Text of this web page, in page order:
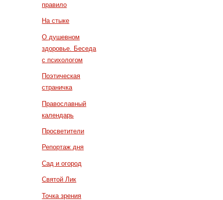
правило
На стыке
О душевном
здоровье. Беседа
с психологом
Поэтическая
страничка
Православный
календарь
Просветители
Репортаж дня
Сад и огород
Святой Лик
Точка зрения